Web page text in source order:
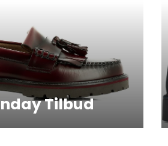
Tilbud